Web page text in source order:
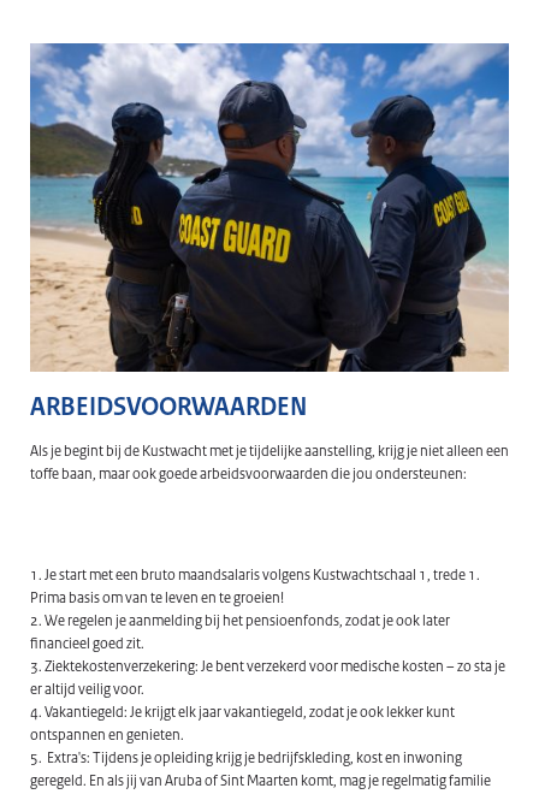
ARBEIDSVOORWAARDEN
Als je begint bij de Kustwacht met je tijdelijke aanstelling, krijg je niet alleen een
toffe baan, maar ook goede arbeidsvoorwaarden die jou ondersteunen:
1. Je start met een bruto maandsalaris volgens Kustwachtschaal 1, trede 1.
Prima basis om van te leven en te groeien!
2. We regelen je aanmelding bij het pensioenfonds, zodat je ook later
financieel goed zit.
3. Ziektekostenverzekering: Je bent verzekerd voor medische kosten – zo sta je
er altijd veilig voor.
4. Vakantiegeld: Je krijgt elk jaar vakantiegeld, zodat je ook lekker kunt
ontspannen en genieten.
5. Extra's: Tijdens je opleiding krijg je bedrijfskleding, kost en inwoning
geregeld. En als jij van Aruba of Sint Maarten komt, mag je regelmatig familie